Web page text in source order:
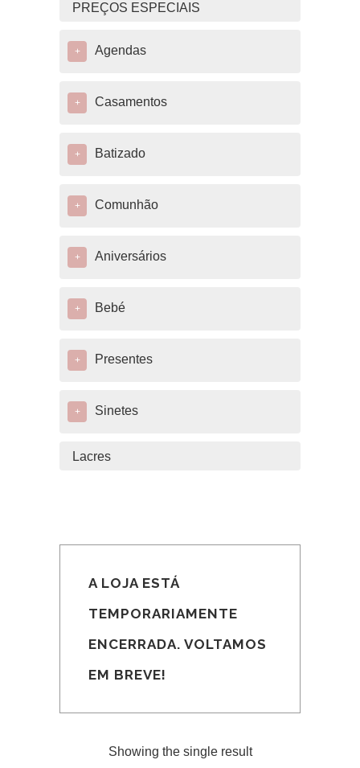
PREÇOS ESPECIAIS
+ Agendas
+ Casamentos
+ Batizado
+ Comunhão
+ Aniversários
+ Bebé
+ Presentes
+ Sinetes
Lacres
A LOJA ESTÁ
TEMPORARIAMENTE
ENCERRADA. VOLTAMOS
EM BREVE!
Showing the single result